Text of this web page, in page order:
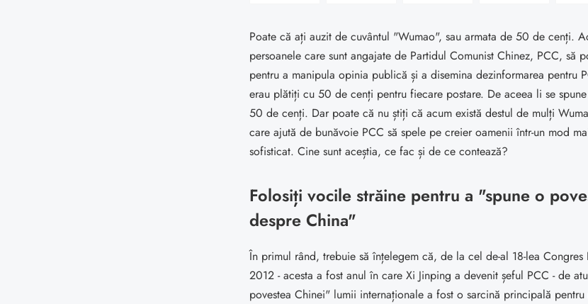
Poate că ați auzit de cuvântul "Wumao", sau armata de 50 de cenți.
persoanele care sunt angajate de Partidul Comunist Chinez, PCC, să
pentru a manipula opinia publică și a disemina dezinformarea pentru
erau plătiți cu 50 de cenți pentru fiecare postare. De aceea li se
50 de cenți. Dar poate că nu știți că acum există destul de mulți
care ajută de bunăvoie PCC să spele pe creier oamenii într-un mod
sofisticat. Cine sunt aceștia, ce fac și de ce contează?
Folosiți vocile străine pentru a "spune o
despre China"
În primul rând, trebuie să înțelegem că, de la cel de-al 18-lea
2012 - acesta a fost anul în care Xi Jinping a devenit șeful PCC - de
povestea Chinei" lumii internaționale a fost o sarcină principală